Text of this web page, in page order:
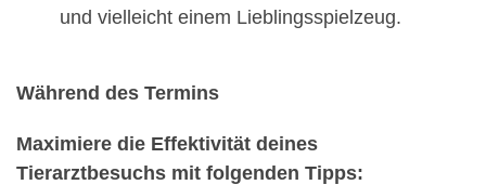
und vielleicht einem Lieblingsspielzeug.
Während des Termins
Maximiere die Effektivität deines
Tierarztbesuchs mit folgenden Tipps: